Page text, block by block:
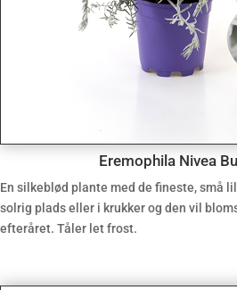
Eremophila Nivea
En silkeblød plante med de fineste, små
solrig plads eller i krukker og den vil
efteråret. Tåler let frost.